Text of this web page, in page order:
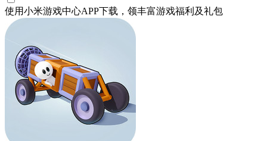
使用小米游戏中心APP下载 ，领丰富游戏福利 及礼包